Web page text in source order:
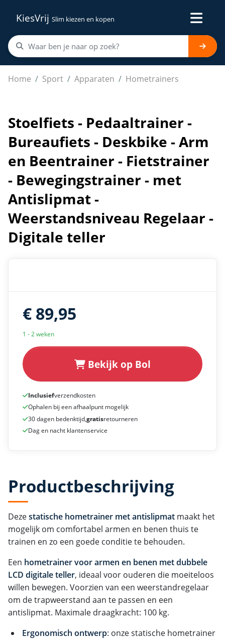
KiesVrij Slim kiezen en kopen
Home Sport Apparaten Hometrainers
Stoelfiets - Pedaaltrainer - Bureaufiets - Deskbike -
Stoelfiets - Pedaaltrainer -
Bureaufiets - Deskbike - Arm
en Beentrainer - Fietstrainer
- Bewegingstrainer - met
Antislipmat -
Weerstandsniveau Regelaar -
Digitale teller
€ 89,95
1 - 2 weken
Bekijk op Bol
Inclusiefverzendkosten
Ophalen bij een afhaalpunt mogelijk
30 dagen bedenktijd,gratisretourneren
Dag en nacht klantenservice
Productbeschrijving
Dezestatische hometrainer met antislipmat maakt het
mogelijk om comfortabel armen en benen thuis te
trainen en zo een goede conditie te behouden.
Een hometrainer voor armen en benen met dubbele
LCD digitale teller, ideaal voor ouderen die moeiteloos
willen bewegen. Voorzien van een weerstandregelaar
om de trapweerstand aan te passen en een
antislipmat. Maximale draagkracht: 100 kg.
Ergonomisch ontwerp: onze statische hometrainer